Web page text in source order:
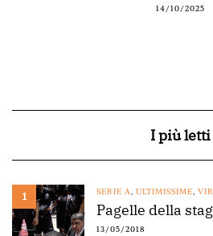
14/10/2025
I più letti
1 SERIE A, ULTIMISSIME,
Pagelle della
13/05/2018